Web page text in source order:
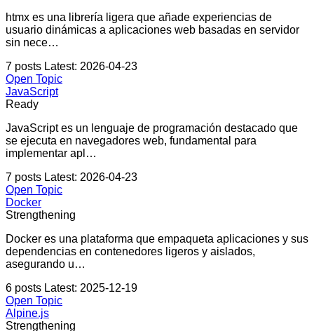
htmx es una librería ligera que añade experiencias de
usuario dinámicas a aplicaciones web basadas en servidor
sin nece…
7 posts Latest: 2026-04-23
Open Topic
JavaScript
Ready
JavaScript es un lenguaje de programación destacado que
se ejecuta en navegadores web, fundamental para
implementar apl…
7 posts Latest: 2026-04-23
Open Topic
Docker
Strengthening
Docker es una plataforma que empaqueta aplicaciones y sus
dependencias en contenedores ligeros y aislados,
asegurando u…
6 posts Latest: 2025-12-19
Open Topic
Alpine.js
Strengthening